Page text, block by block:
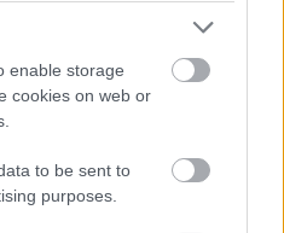
enable storage
cookies on web or
to be sent to
purposes.
keresztülmegy és egyszer,
tranzakció végrehajtására
hogy a kereskedők ne
a használt kártya adatait,
tranzakcióról értesítést